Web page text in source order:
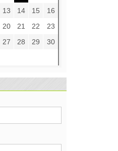
13 14 15
16
20 21 22
23
27 28 29
30